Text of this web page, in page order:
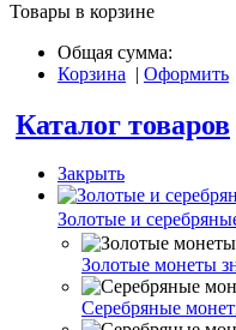
Товары в корзине
Общая сумма:
Корзина | Оформить
Каталог товаров
Закрыть
Золотые и
Золотые монеты
Серебряные